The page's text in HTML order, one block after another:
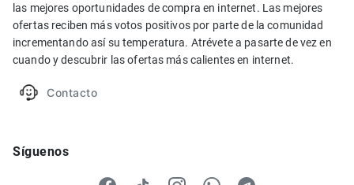
las mejores oportunidades de compra en internet. Las mejores
ofertas reciben más votos positivos por parte de la comunidad
incrementando así su temperatura. Atrévete a pasarte de vez en
cuando y descubrir las ofertas más calientes en internet.
Contacto
Síguenos